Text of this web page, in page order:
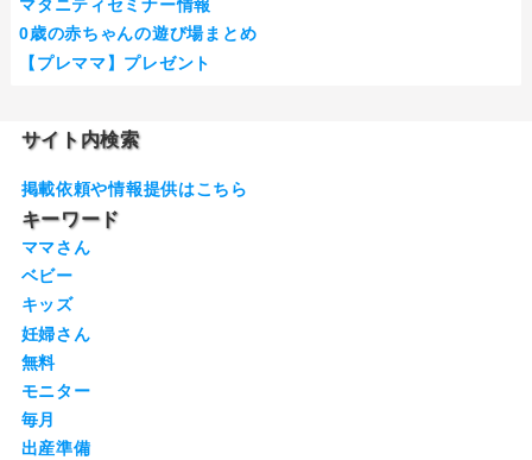
マタニティセミナー情報
0歳の赤ちゃんの遊び場まとめ
【プレママ】プレゼント
サイト内検索
掲載依頼や情報提供はこちら
キーワード
ママさん
ベビー
キッズ
妊婦さん
無料
モニター
毎月
出産準備